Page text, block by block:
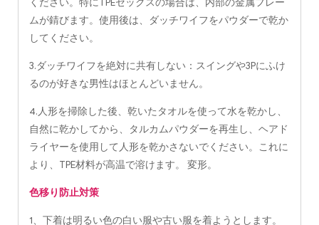
ください。特にTPEセックスの場合は、内部の金属フレー
ムが錆びます。使用後は、ダッチワイフをパウダーで乾か
してください。
3.ダッチワイフを絶対に共有しない：スイングや3Pにふけ
るのが好きな男性はほとんどいません。
4.人形を掃除した後、乾いたタオルを使って水を乾かし、
自然に乾かしてから、タルカムパウダーを再生し、ヘアド
ライヤーを使用して人形を乾かさないでください。これに
より、TPE材料が高温で溶けます。 変形。
色移り防止対策
1、下着は明るい色の白い服や古い服を着ようとします。